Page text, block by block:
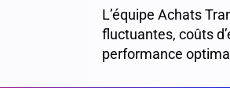
L’équipe Achats
fluctuantes, coûts
performance